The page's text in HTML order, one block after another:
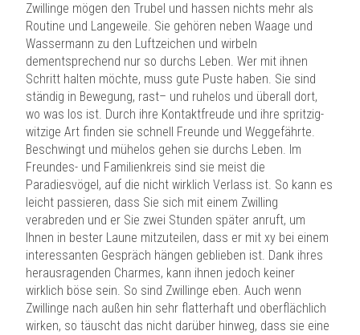
Zwillinge mögen den Trubel und hassen nichts mehr als
Routine und Langeweile. Sie gehören neben Waage und
Wassermann zu den Luftzeichen und wirbeln
dementsprechend nur so durchs Leben. Wer mit ihnen
Schritt halten möchte, muss gute Puste haben. Sie sind
ständig in Bewegung, rast– und ruhelos und überall dort,
wo was los ist. Durch ihre Kontaktfreude und ihre spritzig-
witzige Art finden sie schnell Freunde und Weggefährte.
Beschwingt und mühelos gehen sie durchs Leben. Im
Freundes- und Familienkreis sind sie meist die
Paradiesvögel, auf die nicht wirklich Verlass ist. So kann es
leicht passieren, dass Sie sich mit einem Zwilling
verabreden und er Sie zwei Stunden später anruft, um
Ihnen in bester Laune mitzuteilen, dass er mit xy bei einem
interessanten Gespräch hängen geblieben ist. Dank ihres
herausragenden Charmes, kann ihnen jedoch keiner
wirklich böse sein. So sind Zwillinge eben. Auch wenn
Zwillinge nach außen hin sehr flatterhaft und oberflächlich
wirken, so täuscht das nicht darüber hinweg, dass sie eine